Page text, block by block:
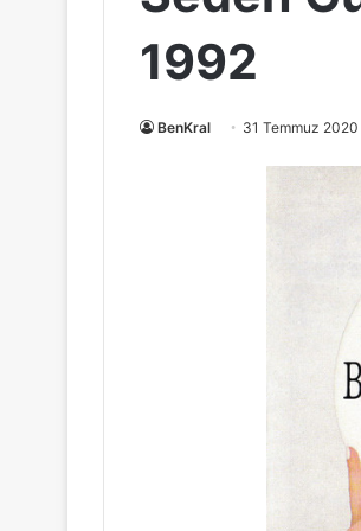
1992
BenKral 31 Temmuz 2020